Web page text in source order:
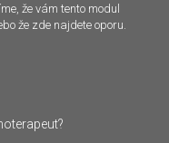
že vám tento modul
že zde najdete oporu.